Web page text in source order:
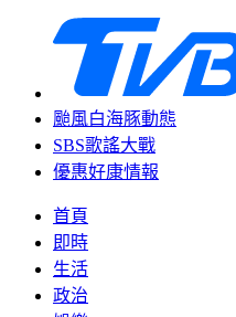
颱風白海豚動態
SBS歌謠大戰
優惠好康情報
首頁
即時
生活
政治